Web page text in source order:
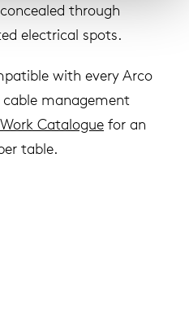
through
electrical spots.
with every Arco
management
Catalogue for an
table.